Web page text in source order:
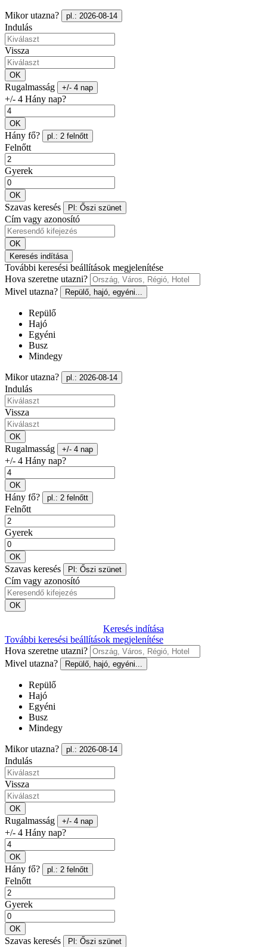
Mikor utazna? pl.: 2026-08-14
Indulás
Vissza
OK
Rugalmasság +/- 4 nap
+/- 4 Hány nap?
OK
Hány fő? pl.: 2 felnőtt
Felnőtt
Gyerek
OK
Szavas keresés Pl: Őszi szünet
Cím vagy azonosító
OK
Keresés indítása
További keresési beállítások megjelenítése
Hova szeretne utazni?
Mivel utazna?
Repülő, hajó, egyéni...
Repülő
Hajó
Egyéni
Busz
Mindegy
Mikor utazna? pl.: 2026-08-14
Indulás
Vissza
OK
Rugalmasság +/- 4 nap
+/- 4 Hány nap?
OK
Hány fő? pl.: 2 felnőtt
Felnőtt
Gyerek
OK
Szavas keresés Pl: Őszi szünet
Cím vagy azonosító
OK
Keresés indítása
További keresési beállítások megjelenítése
Hova szeretne utazni?
Mivel utazna?
Repülő, hajó, egyéni...
Repülő
Hajó
Egyéni
Busz
Mindegy
Mikor utazna? pl.: 2026-08-14
Indulás
Vissza
OK
Rugalmasság +/- 4 nap
+/- 4 Hány nap?
OK
Hány fő? pl.: 2 felnőtt
Felnőtt
Gyerek
OK
Szavas keresés Pl: Őszi szünet